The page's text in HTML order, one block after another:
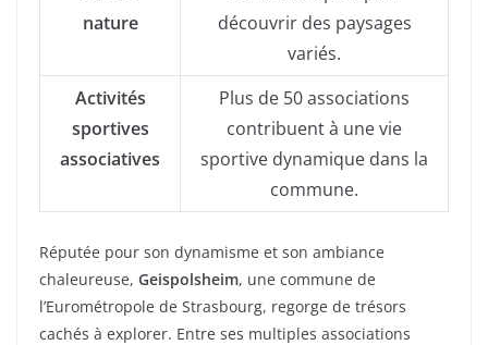
nature
découvrir des paysages
variés.
Activités
sportives
associatives
Plus de 50 associations
contribuent à une vie
sportive dynamique dans la
commune.
Réputée pour son dynamisme et son ambiance
chaleureuse, Geispolsheim, une commune de
l’Eurométropole de Strasbourg, regorge de trésors
cachés à explorer. Entre ses multiples associations